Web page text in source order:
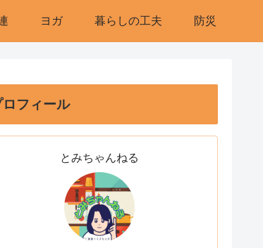
ヨガ 暮らしの工夫 防災
ロフィール
とみちゃんねる